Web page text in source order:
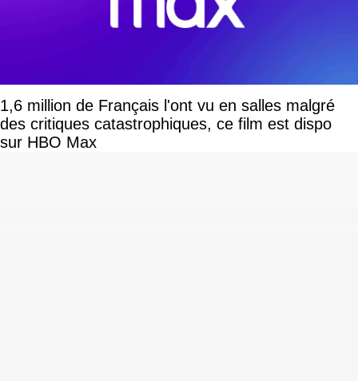
1,6 million de Français l'ont vu en salles malgré
des critiques catastrophiques, ce film est dispo
sur HBO Max